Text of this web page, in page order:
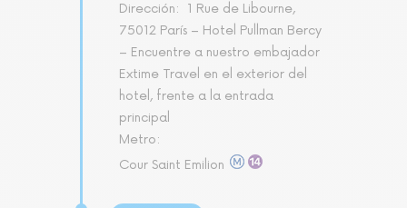
Dirección:
1 Rue de Libourne,
75012 París – Hotel Pullman Bercy
– Encuentre a nuestro embajador
Extime Travel en el exterior del
hotel, frente a la entrada
principal
Metro:
Cour Saint Emilion